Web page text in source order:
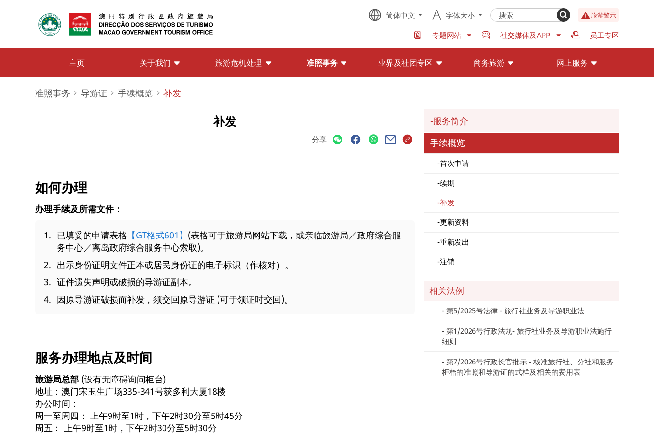
简体中文 字体大小 旅游警示
专题网站 社交媒体及APP 员工专区
主页 关于我们 旅游危机处理 准照事务 业界及社团专区 商务旅游 网上服务
准照事务 导游证 手续概览 补发
补发
分享
如何办理
办理手续及所需文件：
已填妥的申请表格 【GT格式601】 (表格可于旅游局网站下载，或亲临旅游局／政府综合服
务中心／离岛政府综合服务中心索取)。
出示身份证明文件正本或居民身份证的电子标识（作核对）。
证件遗失声明或破损的导游证副本。
因原导游证破损而补发，须交回原导游证 (可于领证时交回)。
服务办理地点及时间
旅游局总部 (设有无障碍询问柜台)
地址：澳门宋玉生广场335-341号获多利大厦18楼
办公时间：
周一至周四： 上午9时至1时，下午2时30分至5时45分
周五： 上午9时至1时，下午2时30分至5时30分
服务简介
手续概览
首次申请
续期
补发
更新资料
重新发出
注销
相关法例
第5/2025号法律 - 旅行社业务及导游职业法
第1/2026号行政法规- 旅行社业务及导游职业法施行
细则
第7/2026号行政长官批示 - 核准旅行社、分社和服务
柜枱的准照和导游证的式样及相关的费用表